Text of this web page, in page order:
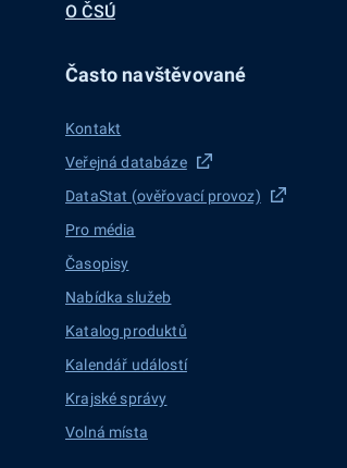
O ČSÚ
Často navštěvované
Kontakt
Veřejná databáze
DataStat (ověřovací provoz)
Pro média
Časopisy
Nabídka služeb
Katalog produktů
Kalendář událostí
Krajské správy
Volná místa